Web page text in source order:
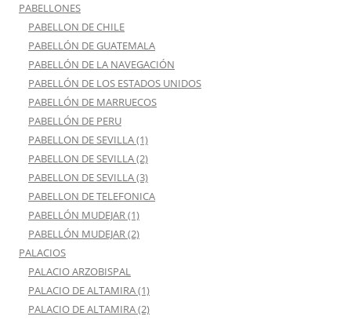
PABELLONES
PABELLON DE CHILE
PABELLÓN DE GUATEMALA
PABELLÓN DE LA NAVEGACIÓN
PABELLÓN DE LOS ESTADOS UNIDOS
PABELLÓN DE MARRUECOS
PABELLÓN DE PERU
PABELLON DE SEVILLA (1)
PABELLON DE SEVILLA (2)
PABELLON DE SEVILLA (3)
PABELLON DE TELEFONICA
PABELLÓN MUDEJAR (1)
PABELLÓN MUDEJAR (2)
PALACIOS
PALACIO ARZOBISPAL
PALACIO DE ALTAMIRA (1)
PALACIO DE ALTAMIRA (2)